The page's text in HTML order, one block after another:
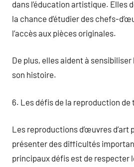
dans l’éducation artistique. Elles
la chance d’étudier des chefs-
l’accès aux pièces originales.
De plus, elles aident à sensibiliser
son histoire.
6. Les défis de la reproduction de
Les reproductions d’œuvres d’art
présenter des difficultés
principaux défis est de respecter